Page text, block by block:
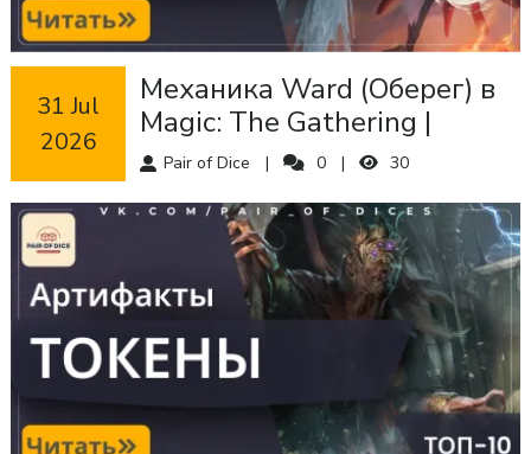
Pair of Dice 0 30
2026
Механика Ward (Оберег) в
Magic: The Gathering |
Частые вопросы